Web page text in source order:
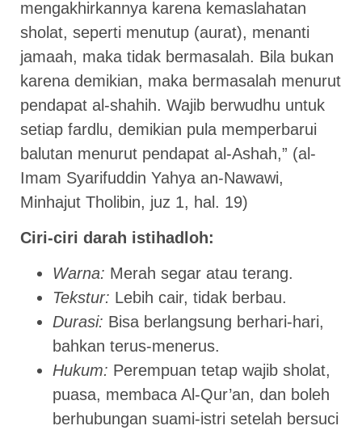
mengakhirkannya karena kemaslahatan
sholat, seperti menutup (aurat), menanti
jamaah, maka tidak bermasalah. Bila bukan
karena demikian, maka bermasalah menurut
pendapat al-shahih. Wajib berwudhu untuk
setiap fardlu, demikian pula memperbarui
balutan menurut pendapat al-Ashah,” (al-
Imam Syarifuddin Yahya an-Nawawi,
Minhajut Tholibin, juz 1, hal. 19)
Ciri-ciri darah istihadloh:
Warna: Merah segar atau terang.
Tekstur: Lebih cair, tidak berbau.
Durasi: Bisa berlangsung berhari-hari,
bahkan terus-menerus.
Hukum: Perempuan tetap wajib sholat,
puasa, membaca Al-Qur’an, dan boleh
berhubungan suami-istri setelah bersuci